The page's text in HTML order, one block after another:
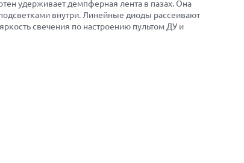
удерживает демпферная лента в пазах. Она
внутри. Линейные диоды рассеивают
свечения по настроению пультом ДУ и